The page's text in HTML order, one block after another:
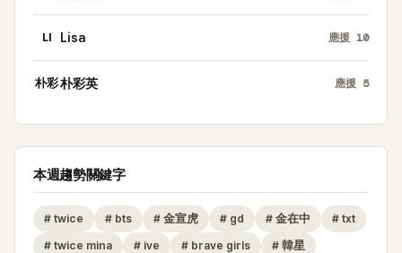
LI Lisa 應援 10
朴彩朴彩英 應援 5
本週趨勢關鍵字
# twice # bts # 金宣虎 # gd # 金在中 # txt
# twice mina # ive # brave girls # 韓星